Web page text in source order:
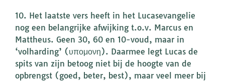
10. Het laatste vers heeft in het Lucasevangelie
nog een belangrijke afwijking t.o.v. Marcus en
Mattheus. Geen 30, 60 en 10-voud, maar in
‘volharding’ (υπομονη). Daarmee legt Lucas de
spits van zijn betoog niet bij de hoogte van de
opbrengst (goed, beter, best), maar veel meer bij